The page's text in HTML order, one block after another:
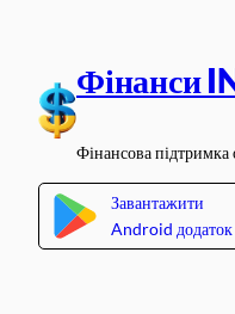
вмісту
Фінанси
Фінансова підтримка
Завантажити
Android додаток